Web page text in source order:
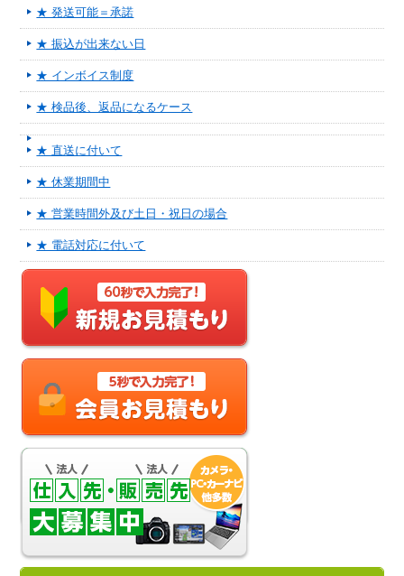
★ 発送可能＝承諾
★ 振込が出来ない日
★ インボイス制度
★ 検品後、返品になるケース
★ 直送に付いて
★ 休業期間中
★ 営業時間外及び土日・祝日の場合
★ 電話対応に付いて